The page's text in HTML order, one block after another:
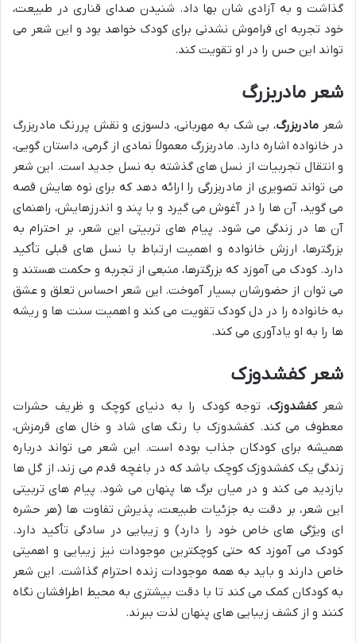
گذاشت و به آزادی شان بها داد. شنیدن صدای قناری در طبیعت،
خود تجربه ای فراموش نشدنی برای کودک خواهد بود و این شعر می
تواند این حس را در او تقویت کند.
شعر مادربزرگ
شعر مادربزرگ، بی شک به مهربانی، دلسوزی و نقش پررنگ مادربزرگ
در خانواده اشاره دارد. مادربزرگ معمولاً نمادی از گرمی، داستان گویی،
و انتقال تجربیات از نسل های گذشته به نسل جدید است. این شعر
می تواند تصویری از مادربزرگی را ارائه دهد که برای نوه هایش قصه
می گوید، آن ها را در آغوش می گیرد و با پند و اندرزهایش، راهنمای
آن ها در زندگی می شود. پیام های تربیتی این شعر، بر احترام به
بزرگترها، ارزش خانواده و اهمیت ارتباط با نسل های قبلی تأکید
دارد. کودک می آموزد که بزرگترها، منبعی از تجربه و حکمت هستند و
می توان از حضورشان بسیار آموخت. این شعر احساس تعلق و عشق
به خانواده را در دل کودک تقویت می کند و اهمیت سنت ها و ریشه
ها را به او یادآوری می کند.
شعر کفشدوزک
شعرکفشدوزک، توجه کودک را به دنیای کوچک و ظریف حشرات
معطوف می کند. کفشدوزک با رنگ های شاد و خال های قرمزش،
همیشه برای کودکان جذاب بوده است. این شعر می تواند درباره
زندگی یک کفشدوزک کوچک باشد که در باغچه قدم می زند، از گل ها
بازدید می کند و در میان برگ ها پنهان می شود. پیام های تربیتی
این شعر، بر دقت به جزئیات طبیعت، پذیرش تفاوت ها (هر حشره
ای ویژگی های خاص خود را دارد) و زیبایی در سادگی تأکید دارد.
کودک می آموزد که حتی کوچکترین موجودات نیز زیبایی و اهمیتی
خاص دارند و باید به همه موجودات زنده احترام گذاشت. این شعر
به کودکان کمک می کند تا با دقت بیشتری به محیط اطرافشان نگاه
کنند و از کشف زیبایی های پنهان لذت ببرند.